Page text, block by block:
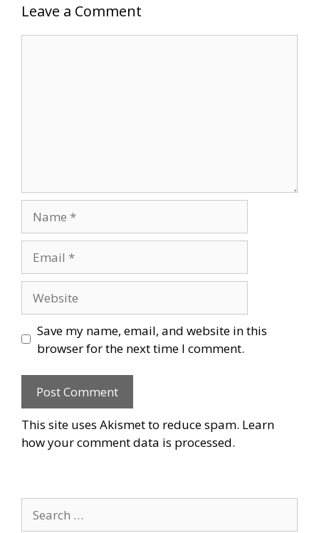
Leave a Comment
Save my name, email, and website in this
browser for the next time I comment.
This site uses Akismet to reduce spam. Learn
how your comment data is processed.
for: